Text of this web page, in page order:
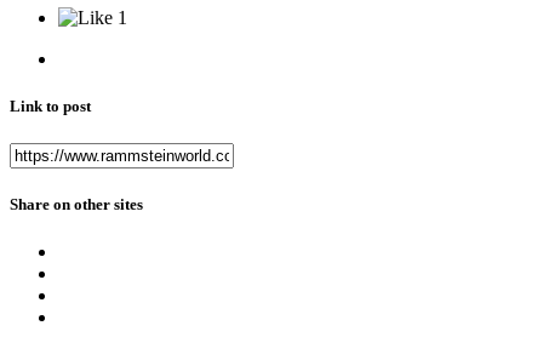
1
Link to post
Share on other sites